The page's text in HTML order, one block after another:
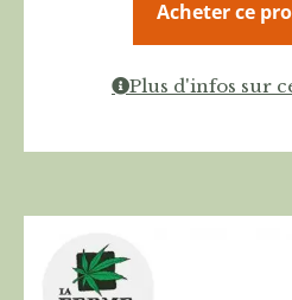
Acheter ce
Plus d'infos sur